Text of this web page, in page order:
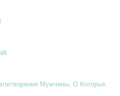
Мужчины, О Которых